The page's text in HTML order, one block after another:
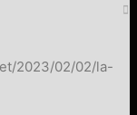
2023/02/02/la-